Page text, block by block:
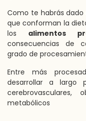
Como te habrás
que conforman la
los alimentos
consecuencias de
grado de
Entre más
desarrollar a largo
cerebrovasculares,
metabólicos